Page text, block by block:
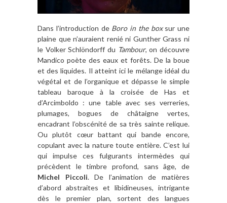
Dans l’introduction de Boro in the boxsur une
plaine que n’auraient renié ni Gunther Grass ni
le Volker Schlöndorff du Tambour, on découvre
Mandico poète des eaux et forêts. De la boue
et des liquides. Il atteint ici le mélange idéal du
végétal et de l’organique et dépasse le simple
tableau baroque à la croisée de Has et
d’Arcimboldo : une table avec ses verreries,
plumages, bogues de châtaigne vertes,
encadrant l’obscénité de sa très sainte relique.
Ou plutôt cœur battant qui bande encore,
copulant avec la nature toute entière. C’est lui
qui impulse ces fulgurants intermèdes qui
précèdent le timbre profond, sans âge, de
Michel Piccoli. De l’animation de matières
d’abord abstraites et libidineuses, intrigante
dès le premier plan, sortent des langues